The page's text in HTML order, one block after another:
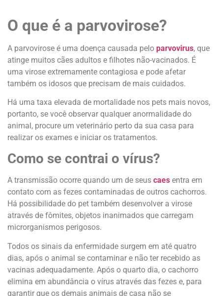
O que é a parvovirose?
A parvovirose é uma doença causada pelo parvovirus, que
atinge muitos cães adultos e filhotes não-vacinados. É
uma virose extremamente contagiosa e pode afetar
também os idosos que precisam de mais cuidados.
Há uma taxa elevada de mortalidade nos pets mais novos,
portanto, se você observar qualquer anormalidade do
animal, procure um veterinário perto da sua casa para
realizar os exames e iniciar os tratamentos.
Como se contrai o vírus?
A transmissão ocorre quando um de seus caes entra em
contato com as fezes contaminadas de outros cachorros.
Há possibilidade do pet também desenvolver a virose
através de fômites, objetos inanimados que carregam
microrganismos perigosos.
Todos os sinais da enfermidade surgem em até quatro
dias, após o animal se contaminar e não ter recebido as
vacinas adequadamente. Após o quarto dia, o cachorro
elimina em abundância o vírus através das fezes e, para
garantir que os demais animais de casa não se